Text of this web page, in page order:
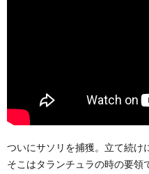
ついにサソリを捕獲。立て続け
そこはタランチュラの時の要領